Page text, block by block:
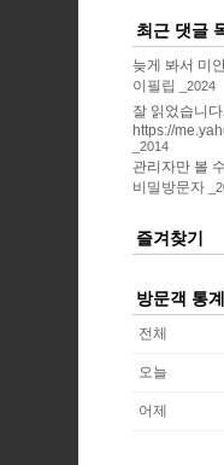
최근 댓글
늦게 봐서 미
이필립
2024
잘 읽었습니다
https://
2014
관리자만 볼
비밀방문자
즐겨찾기
방문객 통계
전체
오늘
어제